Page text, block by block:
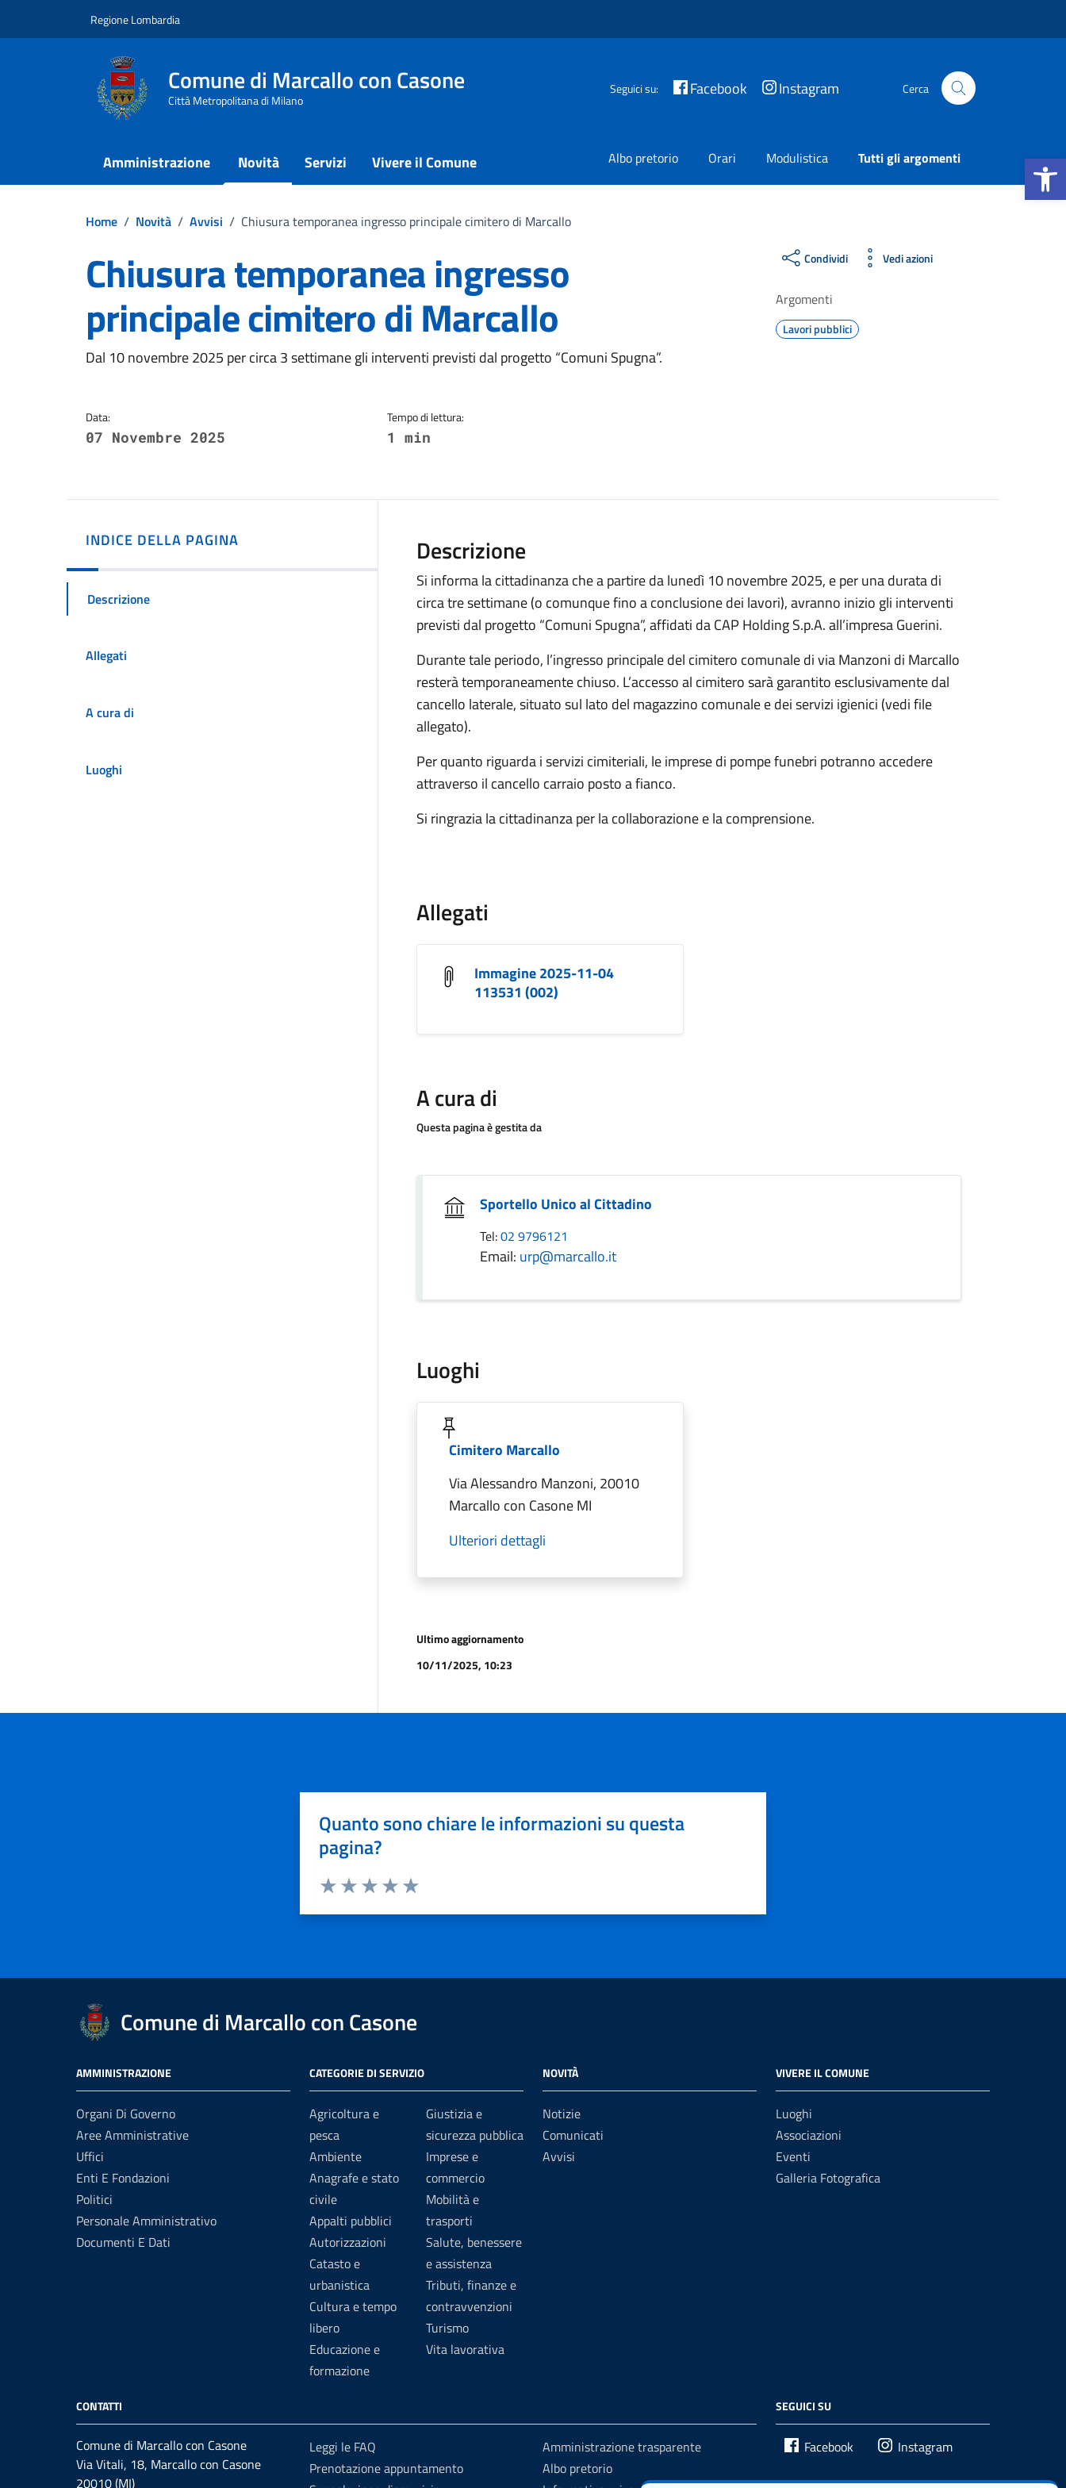
Apri la
Regione Lombardia
Comune di Marcallo con Casone
Città Metropolitana di Milano
Seguici su: Facebook Instagram Cerca
Amministrazione Novità Servizi Vivere il Comune Albo pretorio Orari Modulistica Tutti gli argomenti
Home / Novità / Avvisi / Chiusura temporanea ingresso principale cimitero di Marcallo
Chiusura temporanea ingresso
principale cimitero di Marcallo
Dettagli della notizia
Dal 10 novembre 2025 per circa 3 settimane gli interventi previsti dal progetto “Comuni Spugna”.
Data:
07 Novembre 2025
Tempo di lettura:
1 min
Condividi Vedi azioni
Argomenti
Lavori pubblici
INDICE DELLA PAGINA
Descrizione
Allegati
A cura di
Luoghi
Descrizione
Si informa la cittadinanza che a partire da lunedì 10 novembre 2025, e per una durata di
circa tre settimane (o comunque fino a conclusione dei lavori), avranno inizio gli interventi
previsti dal progetto “Comuni Spugna”, affidati da CAP Holding S.p.A. all’impresa Guerini.
Durante tale periodo, l’ingresso principale del cimitero comunale di via Manzoni di Marcallo
resterà temporaneamente chiuso. L’accesso al cimitero sarà garantito esclusivamente dal
cancello laterale, situato sul lato del magazzino comunale e dei servizi igienici (vedi file
allegato).
Per quanto riguarda i servizi cimiteriali, le imprese di pompe funebri potranno accedere
attraverso il cancello carraio posto a fianco.
Si ringrazia la cittadinanza per la collaborazione e la comprensione.
Allegati
Immagine 2025-11-04
113531 (002)
A cura di
Questa pagina è gestita da
Sportello Unico al Cittadino
Tel:02 9796121
Email: urp@marcallo.it
Luoghi
Cimitero Marcallo
Via Alessandro Manzoni, 20010
Marcallo con Casone MI
Ulteriori dettagli
Ultimo aggiornamento
10/11/2025, 10:23
Quanto sono chiare le informazioni su questa
pagina?
Comune di Marcallo con Casone
AMMINISTRAZIONE
Organi Di Governo
Aree Amministrative
Uffici
Enti E Fondazioni
Politici
Personale Amministrativo
Documenti E Dati
CATEGORIE DI SERVIZIO
Agricoltura e
pesca
Ambiente
Anagrafe e stato
civile
Appalti pubblici
Autorizzazioni
Catasto e
urbanistica
Cultura e tempo
libero
Educazione e
formazione
Giustizia e
sicurezza pubblica
Imprese e
commercio
Mobilità e
trasporti
Salute, benessere
e assistenza
Tributi, finanze e
contravvenzioni
Turismo
Vita lavorativa
NOVITÀ
Notizie
Comunicati
Avvisi
VIVERE IL COMUNE
Luoghi
Associazioni
Eventi
Galleria Fotografica
CONTATTI
Comune di Marcallo con Casone
Via Vitali, 18, Marcallo con Casone
20010 (MI)
Leggi le FAQ
Prenotazione appuntamento
Amministrazione trasparente
Albo pretorio
SEGUICI SU
Facebook Instagram